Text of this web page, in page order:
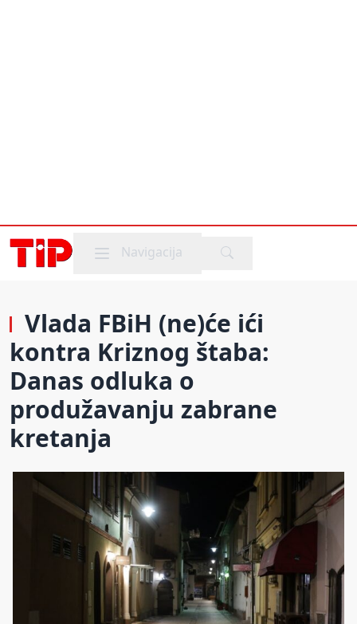
Mobile menu
Navigacija
Vlada FBiH (ne)će ići
kontra Kriznog štaba:
Danas odluka o
produžavanju zabrane
kretanja